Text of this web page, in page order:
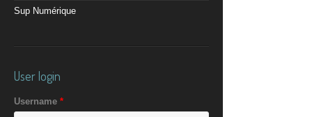
Sup Numérique
User login
Username *